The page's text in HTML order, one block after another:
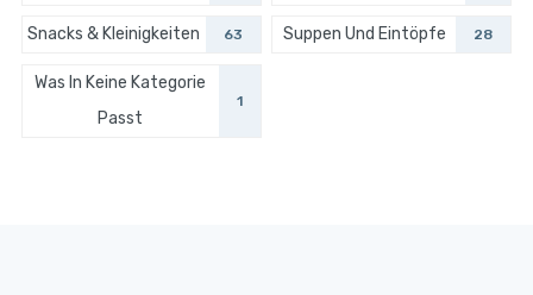
Snacks & Kleinigkeiten 63 Suppen Und Eintöpfe 28
Was In Keine Kategorie
Passt
1